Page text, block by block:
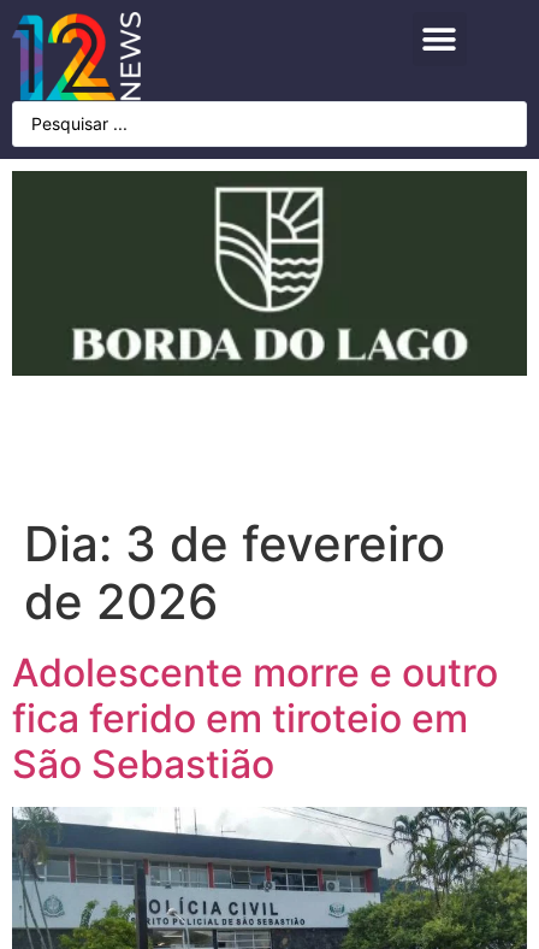
Dia: 3 de fevereiro
de 2026
Adolescente morre e outro
fica ferido em tiroteio em
São Sebastião